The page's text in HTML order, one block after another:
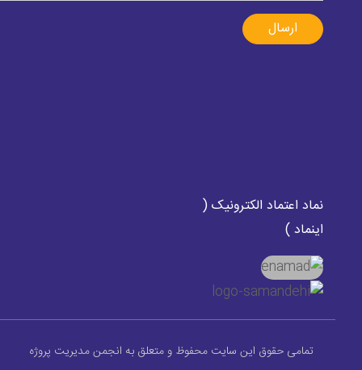
ارسال
نماد اعتماد الکترونیک (
اینماد )
تمامی حقوق این سایت محفوظ و متعلق به انجمن مدیریت پروژه